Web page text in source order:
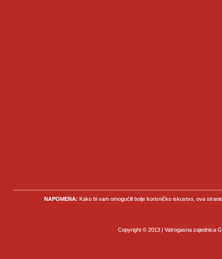
NAPOMENA: Kako bi vam omogućili bolje korisničko iskustvo, ova
Copyright © 2013 | Vatrogasna zajednica